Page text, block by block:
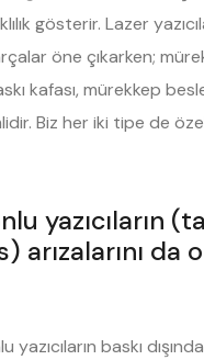
gösterir. Lazer
öne çıkarken;
kafası, mürekkep
Biz her iki tipe de
yazıcıların
arızalarını da
baskı